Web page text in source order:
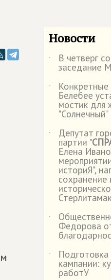
Новости
˙ В четверг
заседание
˙
Белебее
мостик для
"Солнечный"
˙
Депутат
партии "
Елена
историЯ",
сохранение
˙
Федорова
˙
Подготовка
кампании:
работУ